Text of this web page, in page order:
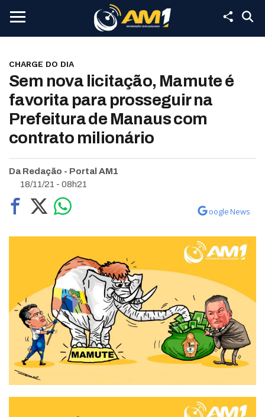
CHARGE DO DIA
Sem nova licitação, Mamute é
favorita para prosseguir na
Prefeitura de Manaus com
contrato milionário
Da Redação - Portal AM1
18/11/21 - 08h21
oogle News